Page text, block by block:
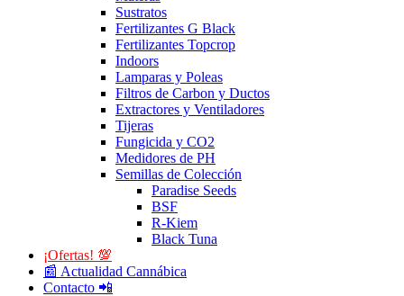
Sustratos
Fertilizantes G Black
Fertilizantes Topcrop
Indoors
Lamparas y Poleas
Filtros de Carbon y Ductos
Extractores y Ventiladores
Tijeras
Fungicida y CO2
Medidores de PH
Semillas de Colección
Paradise Seeds
BSF
R-Kiem
Black Tuna
¡Ofertas! 💯
📰 Actualidad Cannábica
Contacto 📲